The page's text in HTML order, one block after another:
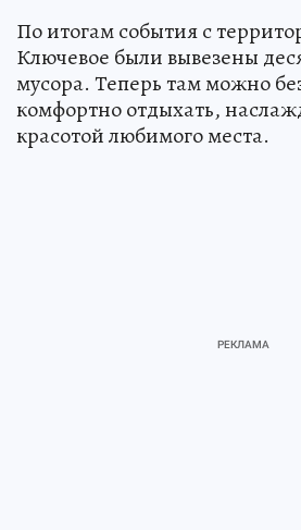
По итогам события с
Ключевое были вывезены
мусора. Теперь там можно
комфортно отдыхать,
красотой любимого места.